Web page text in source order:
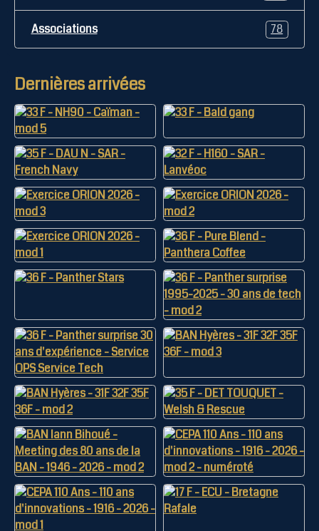
Associations 78
Dernières arrivées